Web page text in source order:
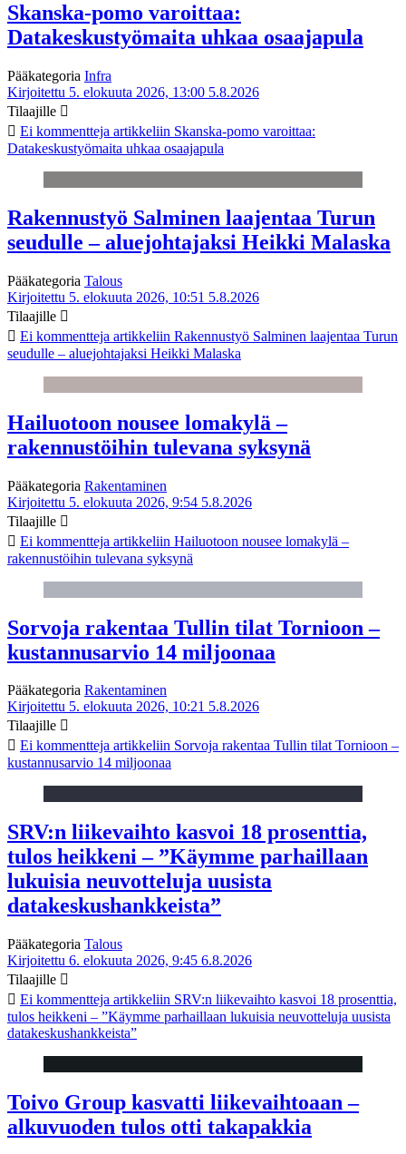
Skanska-pomo varoittaa:
Datakeskustyömaita uhkaa osaajapula
Pääkategoria Infra
Kirjoitettu 5. elokuuta 2026, 13:00 5.8.2026
Tilaajille
Ei kommentteja artikkeliin Skanska-pomo varoittaa:
Datakeskustyömaita uhkaa osaajapula
Rakennustyö Salminen laajentaa Turun
seudulle – aluejohtajaksi Heikki Malaska
Pääkategoria Talous
Kirjoitettu 5. elokuuta 2026, 10:51 5.8.2026
Tilaajille
Ei kommentteja artikkeliin Rakennustyö Salminen laajentaa Turun
seudulle – aluejohtajaksi Heikki Malaska
Hailuotoon nousee lomakylä –
rakennustöihin tulevana syksynä
Pääkategoria Rakentaminen
Kirjoitettu 5. elokuuta 2026, 9:54 5.8.2026
Tilaajille
Ei kommentteja artikkeliin Hailuotoon nousee lomakylä –
rakennustöihin tulevana syksynä
Sorvoja rakentaa Tullin tilat Tornioon –
kustannusarvio 14 miljoonaa
Pääkategoria Rakentaminen
Kirjoitettu 5. elokuuta 2026, 10:21 5.8.2026
Tilaajille
Ei kommentteja artikkeliin Sorvoja rakentaa Tullin tilat Tornioon –
kustannusarvio 14 miljoonaa
SRV:n liikevaihto kasvoi 18 prosenttia,
tulos heikkeni – ”Käymme parhaillaan
lukuisia neuvotteluja uusista
datakeskushankkeista”
Pääkategoria Talous
Kirjoitettu 6. elokuuta 2026, 9:45 6.8.2026
Tilaajille
Ei kommentteja artikkeliin SRV:n liikevaihto kasvoi 18 prosenttia,
tulos heikkeni – ”Käymme parhaillaan lukuisia neuvotteluja uusista
datakeskushankkeista”
Toivo Group kasvatti liikevaihtoaan –
alkuvuoden tulos otti takapakkia